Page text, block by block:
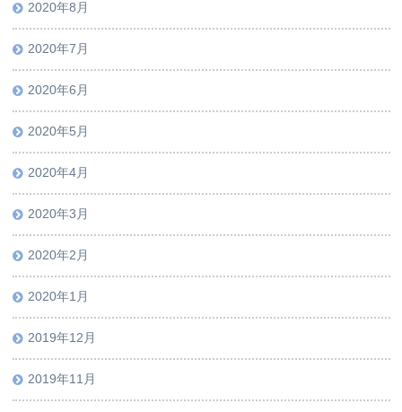
2020年8月
2020年7月
2020年6月
2020年5月
2020年4月
2020年3月
2020年2月
2020年1月
2019年12月
2019年11月